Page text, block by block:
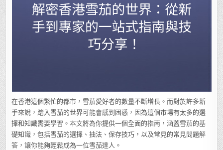
從
新
手
到
專
家
分
享！
在香港這個繁忙的都市，雪茄愛好者的數量不斷增長。而對於許多新
手來說，踏入雪茄的世界可能會感到困惑，因為這個市場有太多的選
擇和知識需要學習。本文將為你提供一個全面的指南，涵蓋雪茄的基
礎知識，包括雪茄的選擇、抽法、保存技巧，以及常見的常見問題解
答，讓你能夠輕鬆成為一位雪茄達人。